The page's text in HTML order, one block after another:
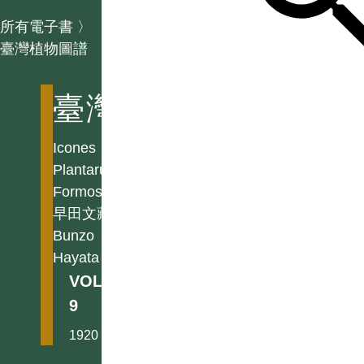
所有電子書 〉
臺灣植物圖譜
臺灣植物圖譜
Icones
Plantarum
Formosanarum
早田文藏
Bunzo
Hayata
VOL.
9
1920